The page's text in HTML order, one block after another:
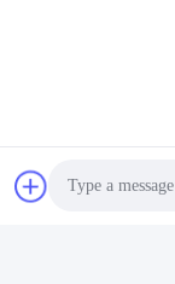
Kontak Cepat